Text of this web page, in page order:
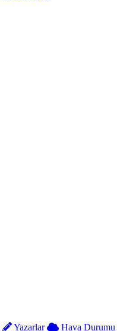
Yazarlar Hava Durumu